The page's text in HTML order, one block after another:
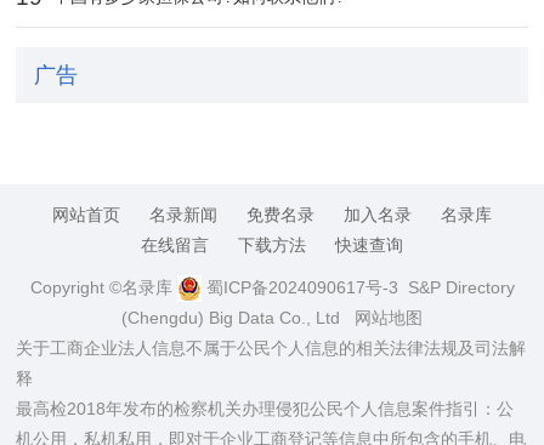
广告
网站首页 名录新闻 免费名录 加入名录
名录库
在线留言
下载方法 快速查询
Copyright ©名录库 蜀ICP备2024090617号-3 S&P Directory
(Chengdu) Big Data Co., Ltd
网站地图
关于工商企业法人信息不属于公民个人信息的相关法律法规及司法解
释
最高检2018年发布的检察机关办理侵犯公民个人信息案件指引：公
机公用，私机私用，即对于企业工商登记等信息中所包含的手机、电